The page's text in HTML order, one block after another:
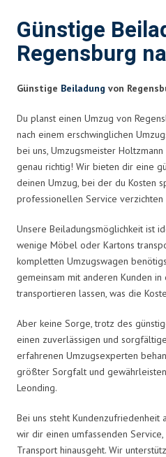
Günstige
Regensburg
Günstige Beiladung von
Du planst einen Umzug von
nach einem erschwinglichen
bei uns, Umzugsmeister
genau richtig! Wir bieten dir eine
deinen Umzug, bei der du Kosten
professionellen Service verzichten
Unsere Beiladungsmöglichkeit ist
wenige Möbel oder Kartons
kompletten Umzugswagen
gemeinsam mit anderen Kunden
transportieren lassen, was die
Aber keine Sorge, trotz des
einen zuverlässigen und
erfahrenen Umzugsexperten
größter Sorgfalt und
Leonding.
Bei uns steht Kundenzufriedenheit
wir dir einen umfassenden
Transport hinausgeht. Wir